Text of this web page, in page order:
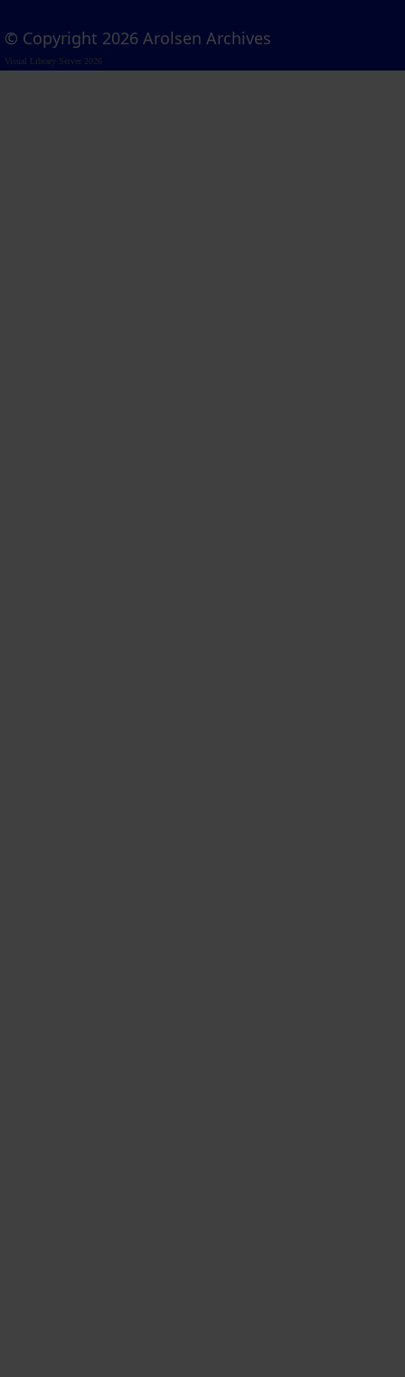
© Copyright 2026 Arolsen Archives
Visual Library Server 2026